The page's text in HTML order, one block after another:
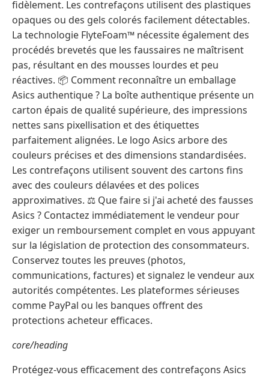
fidèlement. Les contrefaçons utilisent des plastiques
opaques ou des gels colorés facilement détectables.
La technologie FlyteFoam™ nécessite également des
procédés brevetés que les faussaires ne maîtrisent
pas, résultant en des mousses lourdes et peu
réactives. 📦 Comment reconnaître un emballage
Asics authentique ? La boîte authentique présente un
carton épais de qualité supérieure, des impressions
nettes sans pixellisation et des étiquettes
parfaitement alignées. Le logo Asics arbore des
couleurs précises et des dimensions standardisées.
Les contrefaçons utilisent souvent des cartons fins
avec des couleurs délavées et des polices
approximatives. ⚖️ Que faire si j'ai acheté des fausses
Asics ? Contactez immédiatement le vendeur pour
exiger un remboursement complet en vous appuyant
sur la législation de protection des consommateurs.
Conservez toutes les preuves (photos,
communications, factures) et signalez le vendeur aux
autorités compétentes. Les plateformes sérieuses
comme PayPal ou les banques offrent des
protections acheteur efficaces.
core/heading
Protégez-vous efficacement des contrefaçons Asics